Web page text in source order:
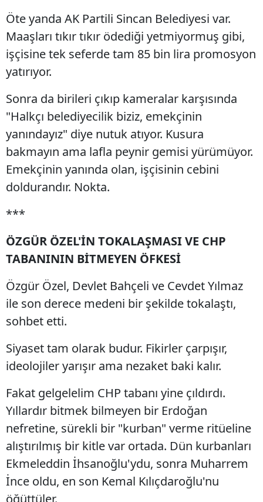
Öte yanda AK Partili Sincan Belediyesi var.
Maaşları tıkır tıkır ödediği yetmiyormuş gibi,
işçisine tek seferde tam 85 bin lira promosyon
yatırıyor.
Sonra da birileri çıkıp kameralar karşısında
"Halkçı belediyecilik biziz, emekçinin
yanındayız" diye nutuk atıyor. Kusura
bakmayın ama lafla peynir gemisi yürümüyor.
Emekçinin yanında olan, işçisinin cebini
doldurandır. Nokta.
***
ÖZGÜR ÖZEL'İN TOKALAŞMASI VE CHP
TABANININ BİTMEYEN ÖFKESİ
Özgür Özel, Devlet Bahçeli ve Cevdet Yılmaz
ile son derece medeni bir şekilde tokalaştı,
sohbet etti.
Siyaset tam olarak budur. Fikirler çarpışır,
ideolojiler yarışır ama nezaket baki kalır.
Fakat gelgelelim CHP tabanı yine çıldırdı.
Yıllardır bitmek bilmeyen bir Erdoğan
nefretine, sürekli bir "kurban" verme ritüeline
alıştırılmış bir kitle var ortada. Dün kurbanları
Ekmeleddin İhsanoğlu'ydu, sonra Muharrem
İnce oldu, en son Kemal Kılıçdaroğlu'nu
öğüttüler.